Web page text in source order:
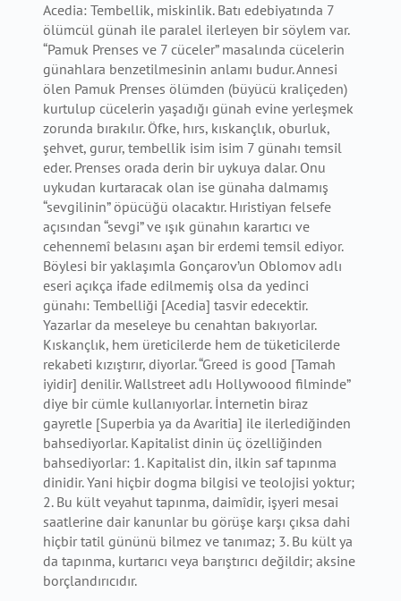
Acedia: Tembellik, miskinlik. Batı edebiyatında 7
ölümcül günah ile paralel ilerleyen bir söylem var.
“Pamuk Prenses ve 7 cüceler” masalında cücelerin
günahlara benzetilmesinin anlamı budur. Annesi
ölen Pamuk Prenses ölümden (büyücü kraliçeden)
kurtulup cücelerin yaşadığı günah evine yerleşmek
zorunda bırakılır. Öfke, hırs, kıskançlık, oburluk,
şehvet, gurur, tembellik isim isim 7 günahı temsil
eder. Prenses orada derin bir uykuya dalar. Onu
uykudan kurtaracak olan ise günaha dalmamış
“sevgilinin” öpücüğü olacaktır. Hıristiyan felsefe
açısından “sevgi” ve ışık günahın karartıcı ve
cehennemî belasını aşan bir erdemi temsil ediyor.
Böylesi bir yaklaşımla Gonçarov’un Oblomov adlı
eseri açıkça ifade edilmemiş olsa da yedinci
günahı: Tembelliği [Acedia] tasvir edecektir.
Yazarlar da meseleye bu cenahtan bakıyorlar.
Kıskançlık, hem üreticilerde hem de tüketicilerde
rekabeti kızıştırır, diyorlar. “Greed is good [Tamah
iyidir] denilir. Wallstreet adlı Hollywoood filminde”
diye bir cümle kullanıyorlar. İnternetin biraz
gayretle [Superbia ya da Avaritia] ile ilerlediğinden
bahsediyorlar. Kapitalist dinin üç özelliğinden
bahsediyorlar: 1. Kapitalist din, ilkin saf tapınma
dinidir. Yani hiçbir dogma bilgisi ve teolojisi yoktur;
2. Bu kült veyahut tapınma, daimîdir, işyeri mesai
saatlerine dair kanunlar bu görüşe karşı çıksa dahi
hiçbir tatil gününü bilmez ve tanımaz; 3. Bu kült ya
da tapınma, kurtarıcı veya barıştırıcı değildir; aksine
borçlandırıcıdır.